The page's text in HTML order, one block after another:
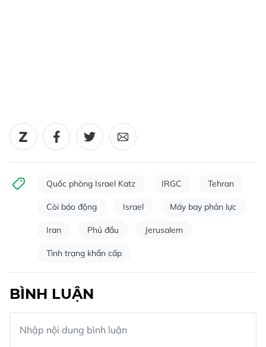
Quốc phòng Israel Katz IRGC Tehran
Còi báo động Israel Máy bay phản lực
Iran Phủ đầu Jerusalem
Tình trạng khẩn cấp
BÌNH LUẬN